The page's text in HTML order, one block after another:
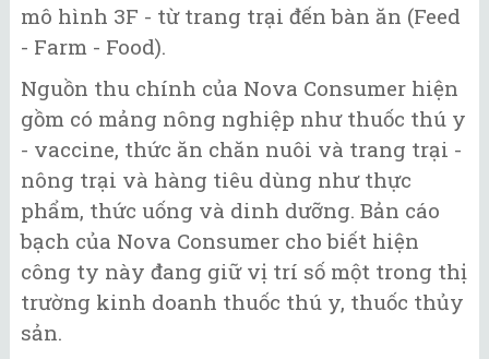
mô hình 3F - từ trang trại đến bàn ăn (Feed
- Farm - Food).
Nguồn thu chính của Nova Consumer hiện
gồm có mảng nông nghiệp như thuốc thú y
- vaccine, thức ăn chăn nuôi và trang trại -
nông trại và hàng tiêu dùng như thực
phẩm, thức uống và dinh dưỡng. Bản cáo
bạch của Nova Consumer cho biết hiện
công ty này đang giữ vị trí số một trong thị
trường kinh doanh thuốc thú y, thuốc thủy
sản.